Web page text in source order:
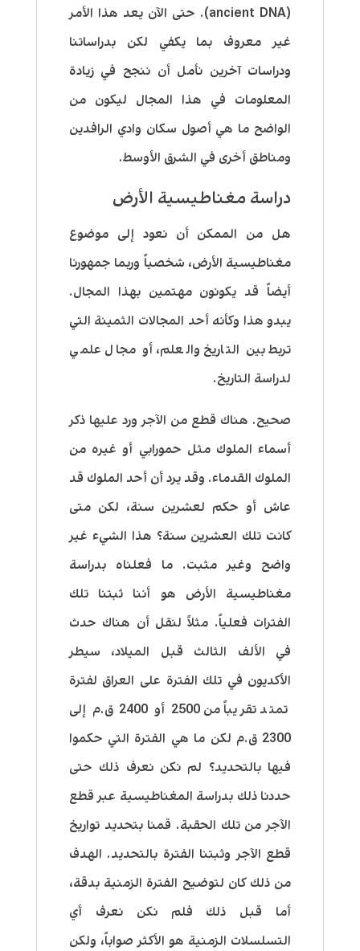
(ancient DNA). حتى الآن يعد هذا الأمر
غير معروف بما يكفي لكن بدراساتنا
ودراسات آخرين نأمل أن ننجح في زيادة
المعلومات في هذا المجال ليكون من
الواضح ما هي أصول سكان وادي الرافدين
ومناطق أخرى في الشرق الأوسط.
دراسة مغناطيسية الأرض
هل من الممكن أن نعود إلى موضوع
مغناطيسية الأرض، شخصياً وربما جمهورنا
أيضاً قد يكونون مهتمين بهذا المجال.
يبدو هذا وكأنه أحد المجالات الثمينة التي
تربط بين التاريخ والعلم، أو مجال علمي
لدراسة التاريخ.
صحيح. هناك قطع من الآجر ورد عليها ذكر
أسماء الملوك مثل حمورابي أو غيره من
الملوك القدماء. وقد يرد أن أحد الملوك قد
عاش أو حكم لعشرين سنة، لكن متى
كانت تلك العشرين سنة؟ هذا الشيء غير
واضح وغير مثبت. ما فعلناه بدراسة
مغناطيسية الأرض هو أننا ثبتنا تلك
الفترات فعلياً. مثلاً لنقل أن هناك حدث
في الألف الثالث قبل الميلاد، سيطر
الأكديون في تلك الفترة على العراق لفترة
تمتد تقريباً من 2500 أو 2400 ق.م إلى
2300 ق.م لكن ما هي الفترة التي حكموا
فيها بالتحديد؟ لم نكن نعرف ذلك حتى
حددنا ذلك بدراسة المغناطيسية عبر قطع
الآجر من تلك الحقبة. قمنا بتحديد تواريخ
قطع الآجر وثبتنا الفترة بالتحديد. الهدف
من ذلك كان لتوضيح الفترة الزمنية بدقة،
أما قبل ذلك فلم نكن نعرف أي
التسلسلات الزمنية هو الأكثر صواباً، ولكن